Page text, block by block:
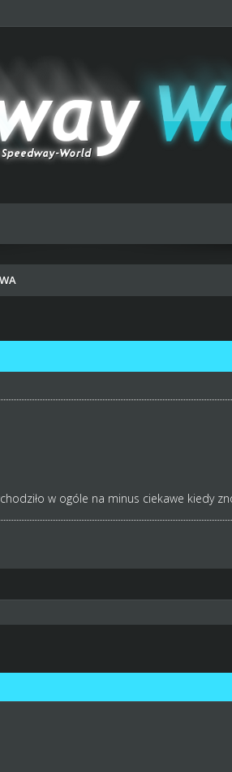
w ogóle na minus ciekawe kiedy